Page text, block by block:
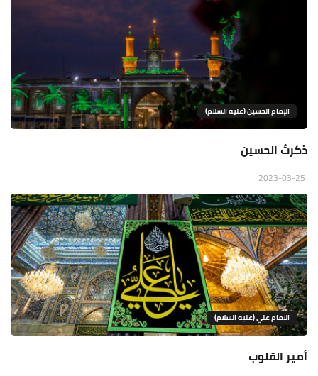
الإمام الحسين (عليه السلام)
ذكرتُ الحسين
الامام علي (عليه السلام)
أمير القلوب